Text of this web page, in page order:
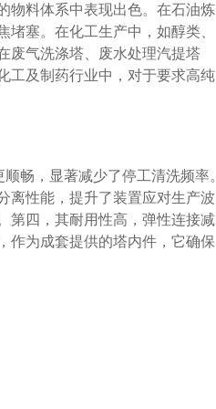
物料体系中表现出色。在石油炼
塞。在化工生产中，如醇类、
废气洗涤塔、废水处理汽提塔
工及制药行业中，对于要求高纯
畅，显著减少了停工清洗频率。
离性能，提升了装置应对生产波
第四，其耐用性高，弹性连接减
作为成套提供的塔内件，它确保